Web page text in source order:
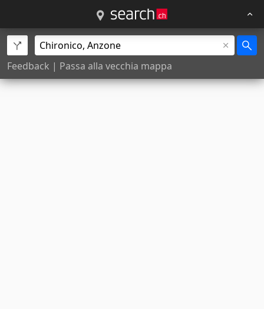
Feedback | Passa alla vecchia mappa